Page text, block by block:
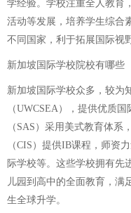
学经验。学校注重全人教育
活动等发展，培养学生综合
不同国家，利于拓展国际视
新加坡国际学校院校有哪些
新加坡国际学校众多，较为
（UWCSEA），提供优质
（SAS）采用美式教育体
（CIS）提供IB课程，师资
际学校等。这些学校拥有先
儿园到高中的全面教育，满
生全球升学。